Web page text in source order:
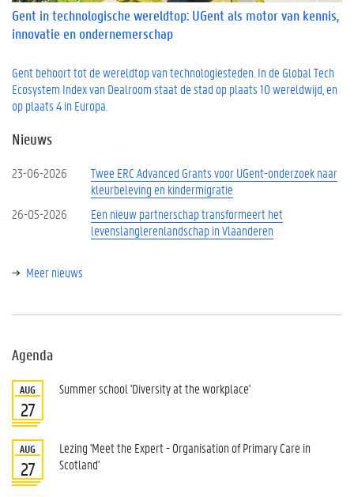
Gent in technologische wereldtop: UGent als motor van kennis,
innovatie en ondernemerschap
Gent behoort tot de wereldtop van technologiesteden. In de Global Tech
Ecosystem Index van Dealroom staat de stad op plaats 10 wereldwijd, en
op plaats 4 in Europa.
Nieuws
23-06-2026
Twee ERC Advanced Grants voor UGent-onderzoek naar
kleurbeleving en kindermigratie
26-05-2026
Een nieuw partnerschap transformeert het
levenslanglerenlandschap in Vlaanderen
Meer nieuws
Agenda
AUG
27
Summer school 'Diversity at the workplace'
AUG
27
Lezing 'Meet the Expert - Organisation of Primary Care in
Scotland'